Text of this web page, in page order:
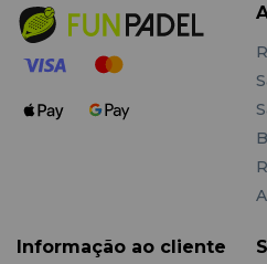
Informação ao cliente